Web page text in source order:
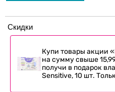
Скидки
Купи товары акции
на сумму свыше
получи в подарок
Sensitive, 10 шт.